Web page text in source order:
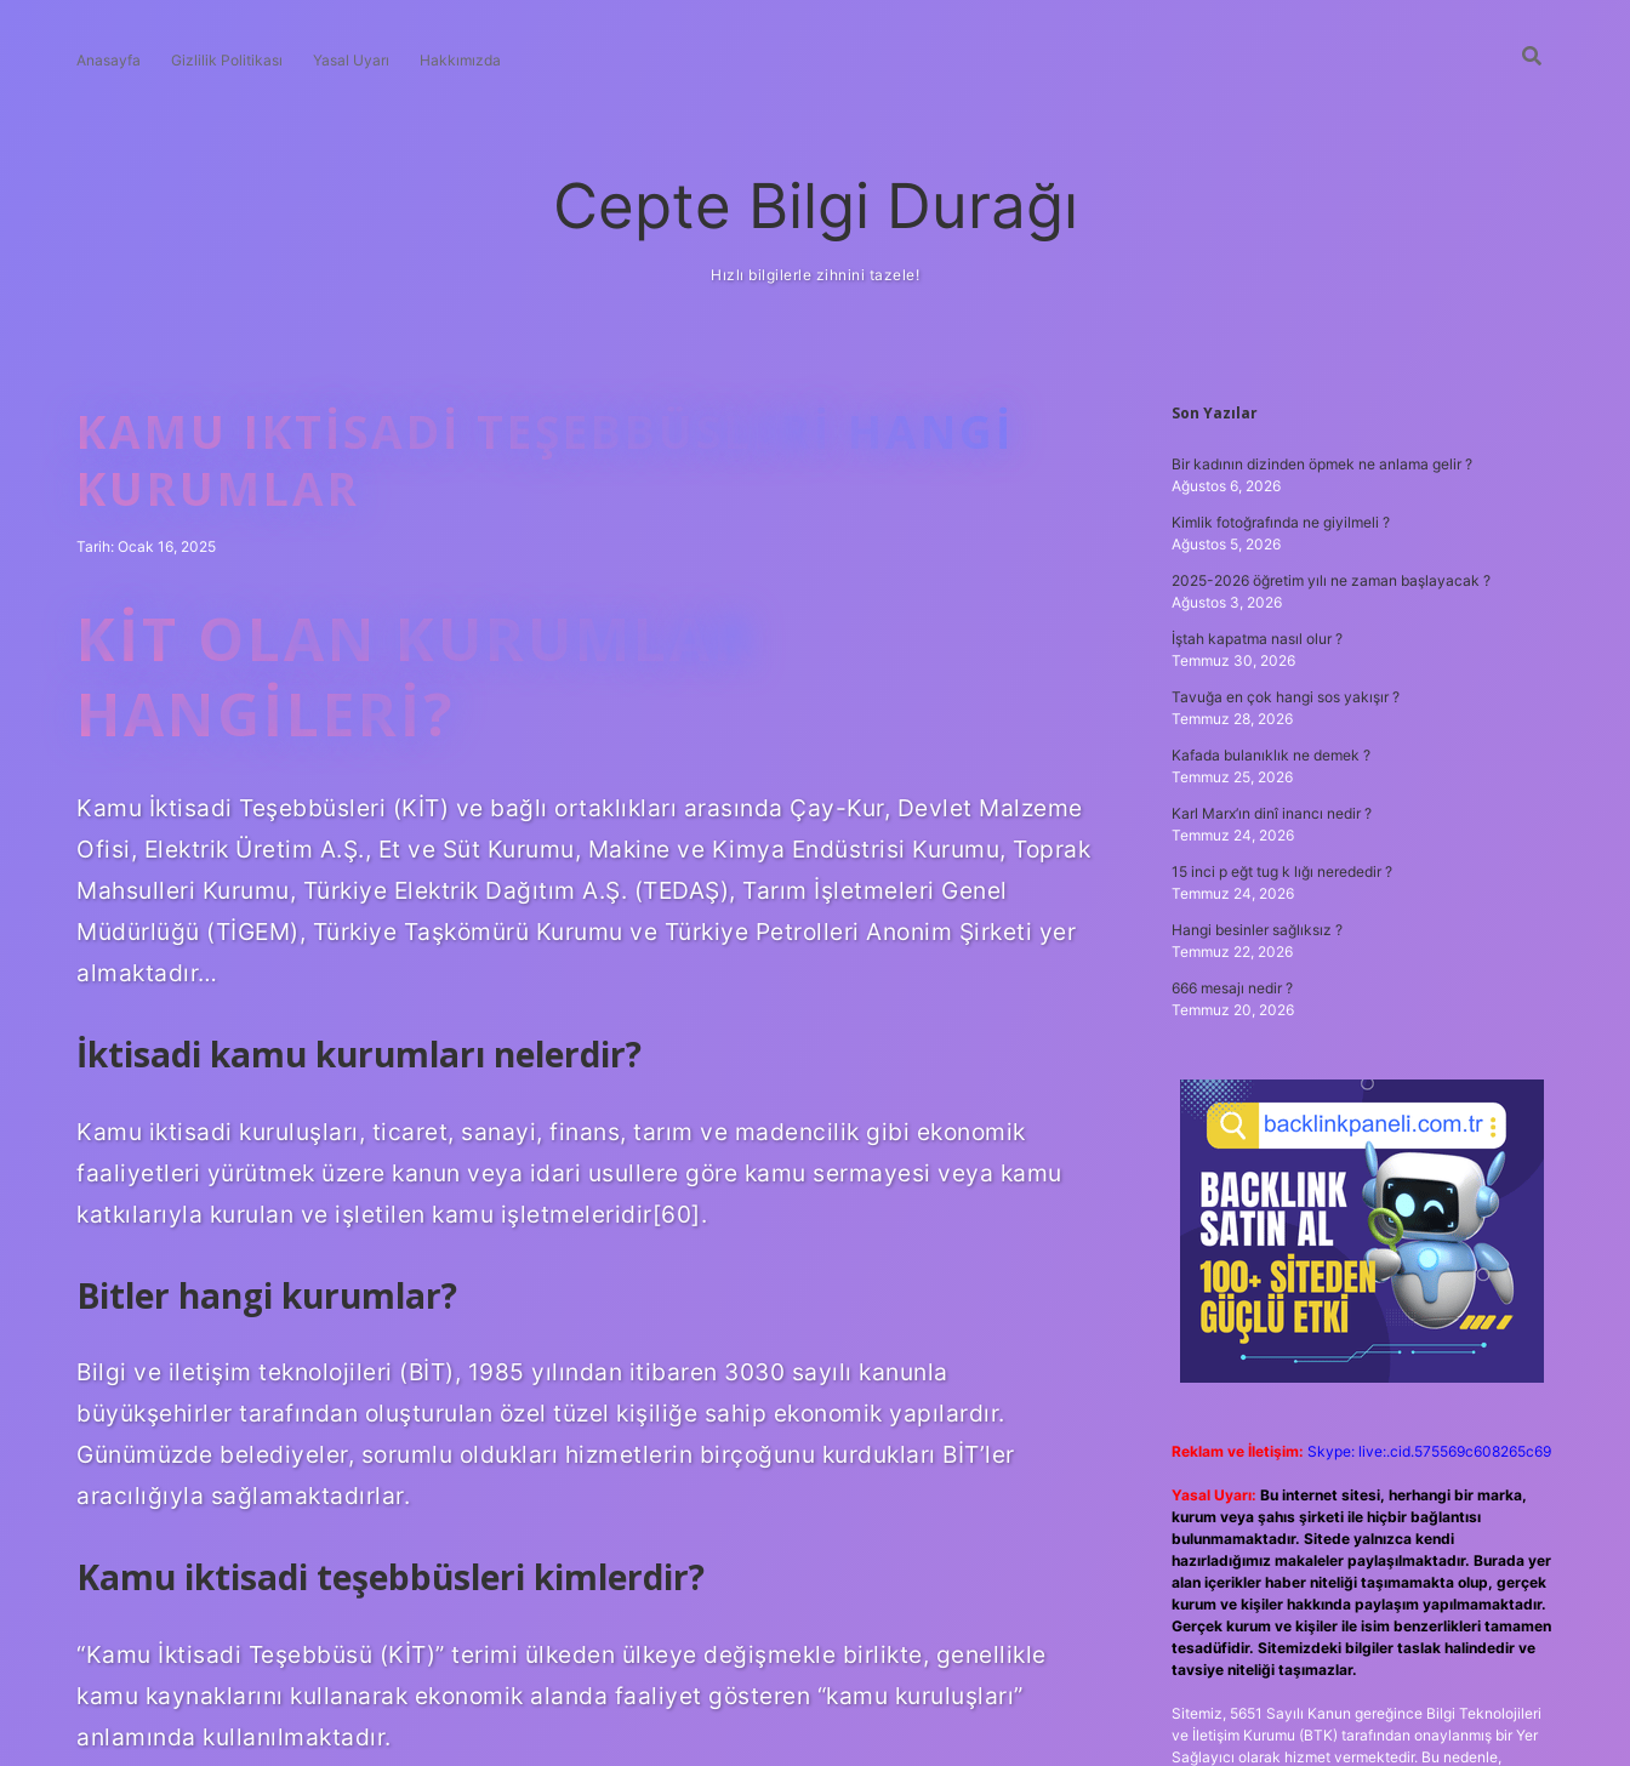
Anasayfa Gizlilik Politikası Yasal Uyarı Hakkımızda
Cepte Bilgi Durağı
Hızlı bilgilerle zihnini tazele!
KAMU IKTISADI TEŞEBBÜSLERI HANGI
KURUMLAR
Tarih: Ocak 16, 2025
KİT OLAN KURUMLAR
HANGILERI?
Kamu İktisadi Teşebbüsleri (KİT) ve bağlı ortaklıkları arasında Çay-Kur, Devlet Malzeme
Ofisi, Elektrik Üretim A.Ş., Et ve Süt Kurumu, Makine ve Kimya Endüstrisi Kurumu, Toprak
Mahsulleri Kurumu, Türkiye Elektrik Dağıtım A.Ş. (TEDAŞ), Tarım İşletmeleri Genel
Müdürlüğü (TİGEM), Türkiye Taşkömürü Kurumu ve Türkiye Petrolleri Anonim Şirketi yer
almaktadır…
İktisadi kamu kurumları nelerdir?
Kamu iktisadi kuruluşları, ticaret, sanayi, finans, tarım ve madencilik gibi ekonomik
faaliyetleri yürütmek üzere kanun veya idari usullere göre kamu sermayesi veya kamu
katkılarıyla kurulan ve işletilen kamu işletmeleridir[60].
Bitler hangi kurumlar?
Bilgi ve iletişim teknolojileri (BİT), 1985 yılından itibaren 3030 sayılı kanunla
büyükşehirler tarafından oluşturulan özel tüzel kişiliğe sahip ekonomik yapılardır.
Günümüzde belediyeler, sorumlu oldukları hizmetlerin birçoğunu kurdukları BİT’ler
aracılığıyla sağlamaktadırlar.
Kamu iktisadi teşebbüsleri kimlerdir?
“Kamu İktisadi Teşebbüsü (KİT)” terimi ülkeden ülkeye değişmekle birlikte, genellikle
kamu kaynaklarını kullanarak ekonomik alanda faaliyet gösteren “kamu kuruluşları”
anlamında kullanılmaktadır.
SIDEBAR
Son Yazılar
Bir kadının dizinden öpmek ne anlama gelir ?
Ağustos 6, 2026
Kimlik fotoğrafında ne giyilmeli ?
Ağustos 5, 2026
2025-2026 öğretim yılı ne zaman başlayacak ?
Ağustos 3, 2026
İştah kapatma nasıl olur ?
Temmuz 30, 2026
Tavuğa en çok hangi sos yakışır ?
Temmuz 28, 2026
Kafada bulanıklık ne demek ?
Temmuz 25, 2026
Karl Marx’ın dinî inancı nedir ?
Temmuz 24, 2026
15 inci p eğt tug k lığı nerededir ?
Temmuz 24, 2026
Hangi besinler sağlıksız ?
Temmuz 22, 2026
666 mesajı nedir ?
Temmuz 20, 2026
Reklam ve İletişim: Skype: live:.cid.575569c608265c69
Yasal Uyarı: Bu internet sitesi, herhangi bir marka,
kurum veya şahıs şirketi ile hiçbir bağlantısı
bulunmamaktadır. Sitede yalnızca kendi
hazırladığımız makaleler paylaşılmaktadır. Burada yer
alan içerikler haber niteliği taşımamakta olup, gerçek
kurum ve kişiler hakkında paylaşım yapılmamaktadır.
Gerçek kurum ve kişiler ile isim benzerlikleri tamamen
tesadüfidir. Sitemizdeki bilgiler taslak halindedir ve
tavsiye niteliği taşımazlar.
Sitemiz, 5651 Sayılı Kanun gereğince Bilgi Teknolojileri
ve İletişim Kurumu (BTK) tarafından onaylanmış bir Yer
Sağlayıcı olarak hizmet vermektedir. Bu nedenle,